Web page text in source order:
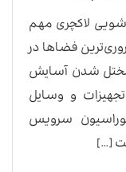
لاکچری مهم
فضاها در
شدن آسایش
و وسایل
سرویس
[…]